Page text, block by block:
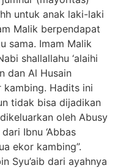
untuk anak laki-laki
Malik berpendapat
sama. Imam Malik
shallallahu ‘alaihi
dan Al Husain
kambing. Hadits ini
tidak bisa dijadikan
oleh Abusy
Ibnu ‘Abbas
ekor kambing”.
Syu’aib dari ayahnya